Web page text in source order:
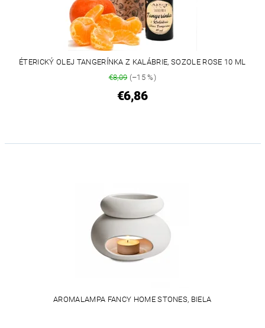
ÉTERICKÝ OLEJ TANGERÍNKA Z KALÁBRIE, SOZOLE ROSE 10 ML
€8,09(–15 %)
€6,86
AROMALAMPA FANCY HOME STONES, BIELA